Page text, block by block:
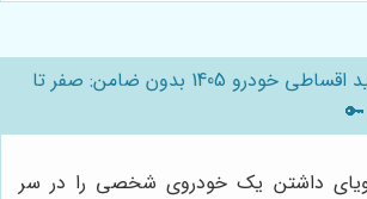
⭐️ راهنمای جامع خرید اقساطی خودرو 1405 بدون ضامن: صفر تا
در سال 1405 رویای داشتن یک خودروی شخصی را در سر